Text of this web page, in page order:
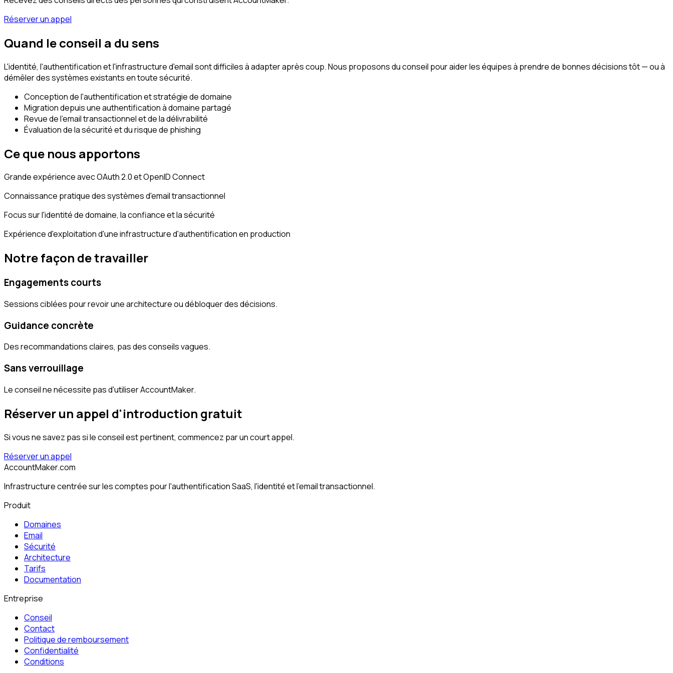
Réserver un appel
Quand le conseil a du sens
L'identité, l'authentification et l'infrastructure d'email sont difficiles à adapter après coup. Nous proposons du conseil pour aider les équipes à prendre de bonnes décisions tôt — ou à
démêler des systèmes existants en toute sécurité.
Conception de l'authentification et stratégie de domaine
Migration depuis une authentification à domaine partagé
Revue de l'email transactionnel et de la délivrabilité
Évaluation de la sécurité et du risque de phishing
Ce que nous apportons
Grande expérience avec OAuth 2.0 et OpenID Connect
Connaissance pratique des systèmes d'email transactionnel
Focus sur l'identité de domaine, la confiance et la sécurité
Expérience d'exploitation d'une infrastructure d'authentification en production
Notre façon de travailler
Engagements courts
Sessions ciblées pour revoir une architecture ou débloquer des décisions.
Guidance concrète
Des recommandations claires, pas des conseils vagues.
Sans verrouillage
Le conseil ne nécessite pas d'utiliser AccountMaker.
Réserver un appel d'introduction gratuit
Si vous ne savez pas si le conseil est pertinent, commencez par un court appel.
Réserver un appel
AccountMaker.com
Infrastructure centrée sur les comptes pour l'authentification SaaS, l'identité et l'email transactionnel.
Produit
Domaines
Email
Sécurité
Architecture
Tarifs
Documentation
Entreprise
Conseil
Contact
Politique de remboursement
Confidentialité
Conditions